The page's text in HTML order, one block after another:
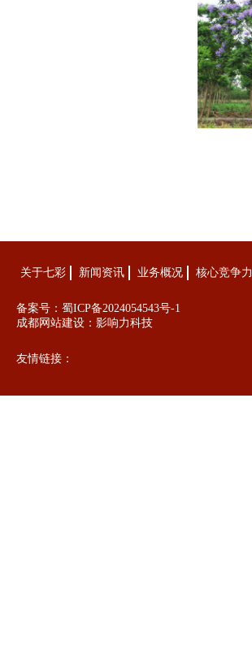
关于七彩 新闻资讯 业务概况 核心竞争力
备案号：蜀ICP备2024054543号-1
成都网站建设：影响力科技
友情链接：